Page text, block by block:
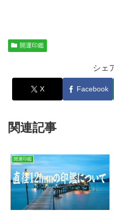
開運印鑑
シェ
X Facebook
関連記事
開運印鑑